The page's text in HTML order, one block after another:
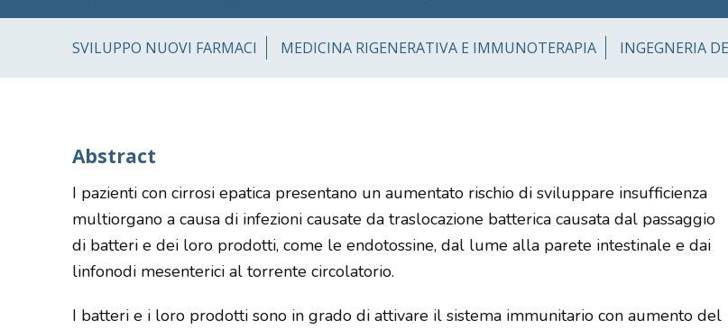
SVILUPPO NUOVI FARMACI MEDICINA RIGENERATIVA E IMMUNOTERAPIA INGEGNERIA
Abstract
I pazienti con cirrosi epatica presentano un aumentato rischio di sviluppare insufficienza
multiorgano a causa di infezioni causate da traslocazione batterica causata dal passaggio
di batteri e dei loro prodotti, come le endotossine, dal lume alla parete intestinale e dai
linfonodi mesenterici al torrente circolatorio.
I batteri e i loro prodotti sono in grado di attivare il sistema immunitario con aumento del